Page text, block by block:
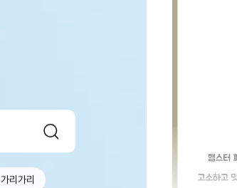
가리가리